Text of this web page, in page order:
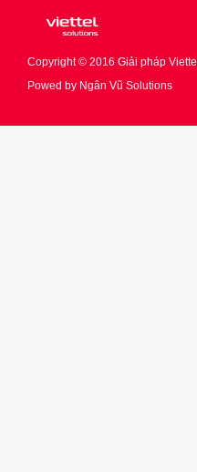
Copyright © 2016 Giải pháp Viettel
Powed by Ngân Vũ Solutions